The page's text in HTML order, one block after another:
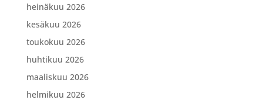
heinäkuu 2026
kesäkuu 2026
toukokuu 2026
huhtikuu 2026
maaliskuu 2026
helmikuu 2026